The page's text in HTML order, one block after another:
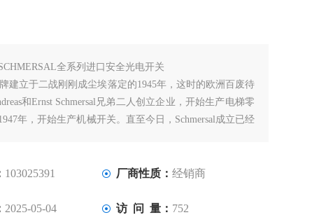
全系列进口安全光电开关
牌建立于二战刚刚成尘埃落定的1945年，这时的欧洲百废待
和Ernst Schmersal兄弟二人创立企业，开始生产电梯零
年，开始生产机械开关。直至今日，Schmersal成立已经
103025391 厂商性质： 经销商
2025-05-04 访 问 量： 752